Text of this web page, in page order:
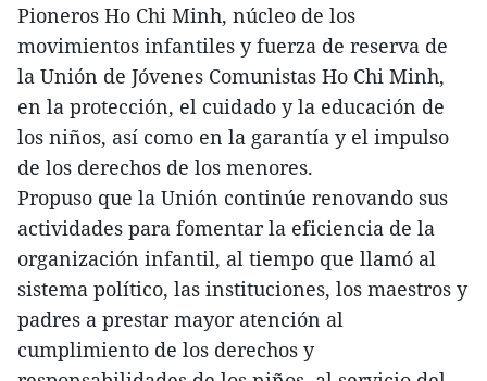
Pioneros Ho Chi Minh, núcleo de los
movimientos infantiles y fuerza de reserva de
la Unión de Jóvenes Comunistas Ho Chi Minh,
en la protección, el cuidado y la educación de
los niños, así como en la garantía y el impulso
de los derechos de los menores.
Propuso que la Unión continúe renovando sus
actividades para fomentar la eficiencia de la
organización infantil, al tiempo que llamó al
sistema político, las instituciones, los maestros y
padres a prestar mayor atención al
cumplimiento de los derechos y